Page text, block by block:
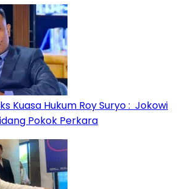
Kuasa Hukum Roy Suryo : Jokowi
Pokok Perkara